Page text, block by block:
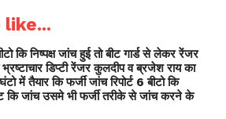
like...
कि निष्पक्ष जांच हुई तो बीट गार्ड से लेकर रेंजर
डिप्टी रेंजर कुलदीप व ब्रजेश राय का
में तैयार कि फर्जी जांच रिपोर्ट 6 बीटो कि
कि जांच उसमे भी फर्जी तरीके से जांच करने के